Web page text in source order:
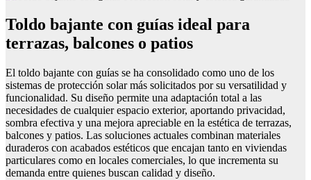
Toldo bajante con guías ideal para
terrazas, balcones o patios
El toldo bajante con guías se ha consolidado como uno de los
sistemas de protección solar más solicitados por su versatilidad y
funcionalidad. Su diseño permite una adaptación total a las
necesidades de cualquier espacio exterior, aportando privacidad,
sombra efectiva y una mejora apreciable en la estética de terrazas,
balcones y patios. Las soluciones actuales combinan materiales
duraderos con acabados estéticos que encajan tanto en viviendas
particulares como en locales comerciales, lo que incrementa su
demanda entre quienes buscan calidad y diseño.